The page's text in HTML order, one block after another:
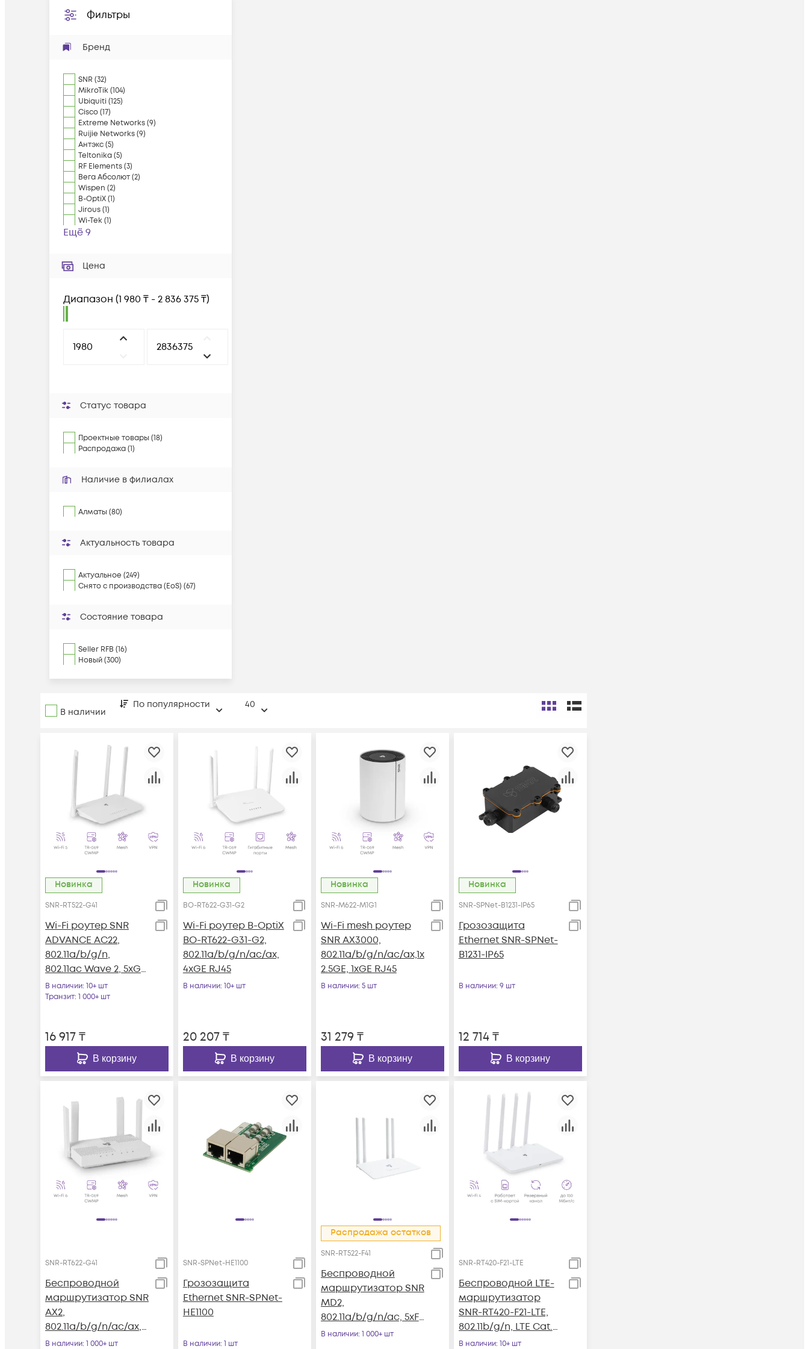
Фильтры
Бренд
SNR (32)
MikroTik(104)
Ubiquiti (125)
Cisco(17)
Extreme Networks(9)
Ruijie Networks(9)
Антэкс(5)
Teltonika(5)
RF Elements(3)
Вега Абсолют(2)
Wispen (2)
B-OptiX(1)
Jirous(1)
Wi-Tek(1)
Ещё 9
Цена
Диапазон (1 980 ₸ - 2 836 375 ₸)
Статус товара
Проектные товары (18)
Распродажа (1)
Наличие в филиалах
Алматы (80)
Актуальность товара
Актуальное (249)
Снято с производства (EoS) (67)
Состояние товара
Seller RFB (16)
Новый (300)
В наличии
По популярности 40
Новинка
SNR-RT522-G41
Wi-Fi роутер SNR
ADVANCE AC22,
802.11a/b/g/n,
802.11ac Wave 2, 5xGE
RJ45
В наличии: 10+ шт
Транзит: 1 000+ шт
16 917₸
В корзину
Новинка
BO-RT622-G31-G2
Wi-Fi роутер B-OptiX
BO-RT622-G31-G2,
802.11a/b/g/n/ac/ax,
4xGE RJ45
В наличии: 10+ шт
20 207₸
В корзину
Новинка
SNR-M622-M1G1
Wi-Fi mesh роутер
SNR AX3000,
802.11a/b/g/n/ac/ax,1x
2.5GE, 1xGE RJ45
В наличии: 5 шт
31 279 ₸
В корзину
Новинка
SNR-SPNet-B1231-IP65
Грозозащита
Ethernet SNR-SPNet-
B1231-IP65
В наличии: 9 шт
12 714₸
В корзину
SNR-RT622-G41
Беспроводной
маршрутизатор SNR
AX2,
802.11a/b/g/n/ac/ax,
5xGE RJ45
В наличии: 1 000+ шт
SNR-SPNet-HE1100
Грозозащита
Ethernet SNR-SPNet-
HE1100
В наличии: 1 шт
Распродажа остатков
SNR-RT522-F41
Беспроводной
маршрутизатор SNR
MD2,
802.11a/b/g/n/ac, 5xFE
RJ45
В наличии: 1 000+ шт
SNR-RT420-F21-LTE
Беспроводной LTE-
маршрутизатор
SNR-RT420-F21-LTE,
802.11b/g/n, LTE Cat.4,
3xFE RJ45
В наличии: 10+ шт